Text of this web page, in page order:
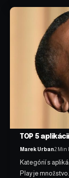
TOP 5
Marek Urban2 Min
Kategórií s
Play je